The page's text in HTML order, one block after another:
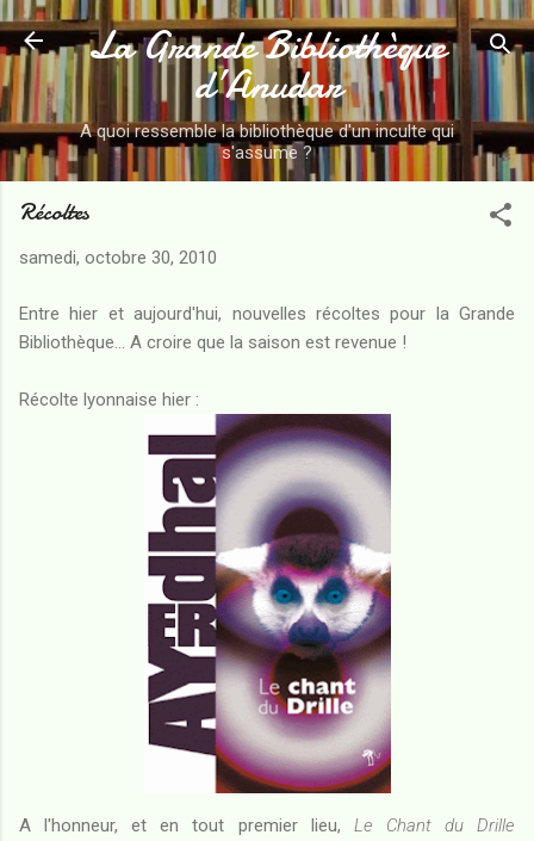
Accéder au contenu principal
La Grande Bibliothèque
d’Anudar
A quoi ressemble la bibliothèque d'un inculte qui
s'assume ?
Récoltes
samedi, octobre 30, 2010
Entre hier et aujourd'hui, nouvelles récoltes pour la Grande
Bibliothèque... A croire que la saison est revenue !
Récolte lyonnaise hier :
A l'honneur, et en tout premier lieu, Le Chant du Drille